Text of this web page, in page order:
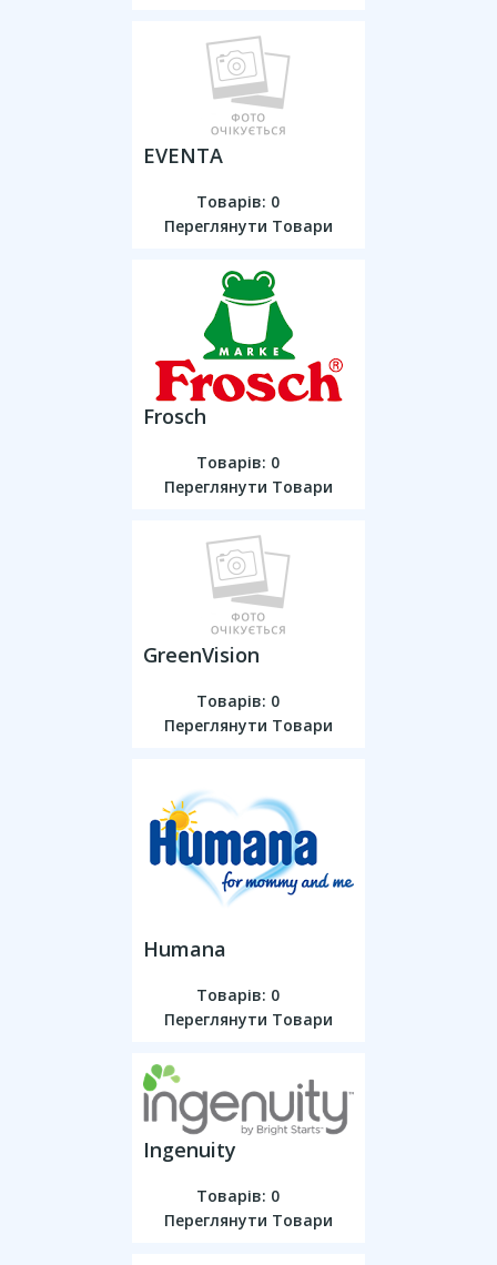
EVENTA
Товарів: 0
Переглянути Товари
Frosch
Товарів: 0
Переглянути Товари
GreenVision
Товарів: 0
Переглянути Товари
Humana
Товарів: 0
Переглянути Товари
Ingenuity
Товарів: 0
Переглянути Товари